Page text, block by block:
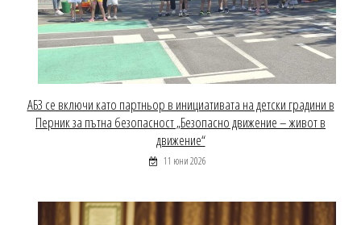
АБЗ се включи като партньор в инициативата на детски градини в
Перник за пътна безопасност „Безопасно движение – живот в
движение“
11 юни 2026